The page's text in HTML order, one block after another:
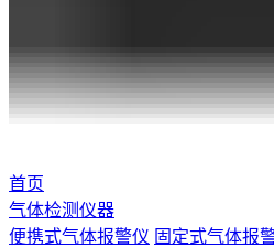
首页
气体检测仪器
便携式气体报警仪 固定式气体报